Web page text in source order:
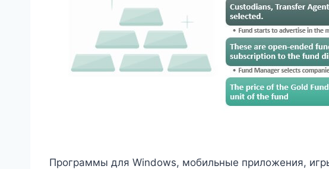
Программы для Windows, мобильные приложения,